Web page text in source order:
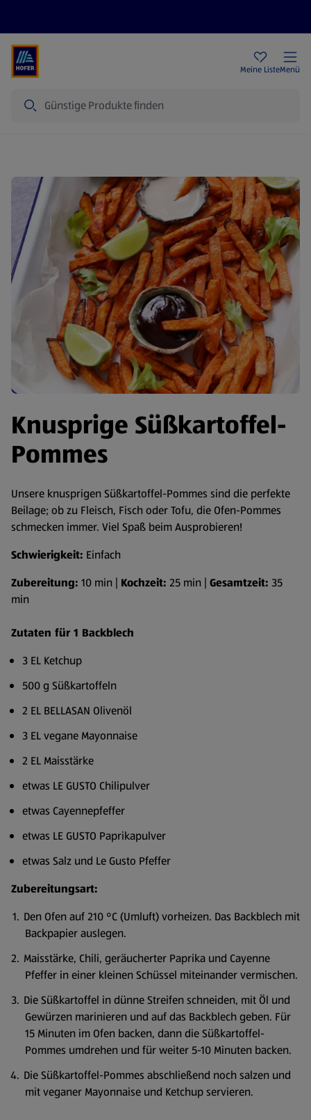
Meine ListeMenü
Knusprige Süßkartoffel-
Pommes
Unsere knusprigen Süßkartoffel-Pommes sind die perfekte
Beilage; ob zu Fleisch, Fisch oder Tofu, die Ofen-Pommes
schmecken immer. Viel Spaß beim Ausprobieren!
Schwierigkeit: Einfach
Zubereitung: 10 min | Kochzeit: 25 min | Gesamtzeit: 35
min
Zutaten für 1 Backblech
3 EL Ketchup
500 g Süßkartoffeln
2 EL BELLASAN Olivenöl
3 EL vegane Mayonnaise
2 EL Maisstärke
etwas LE GUSTO Chilipulver
etwas Cayennepfeffer
etwas LE GUSTO Paprikapulver
etwas Salz und Le Gusto Pfeffer
Zubereitungsart:
Den Ofen auf 210 °C (Umluft) vorheizen. Das Backblech mit
Backpapier auslegen.
Maisstärke, Chili, geräucherter Paprika und Cayenne
Pfeffer in einer kleinen Schüssel miteinander vermischen.
Die Süßkartoffel in dünne Streifen schneiden, mit Öl und
Gewürzen marinieren und auf das Backblech geben. Für
15 Minuten im Ofen backen, dann die Süßkartoffel-
Pommes umdrehen und für weiter 5-10 Minuten backen.
Die Süßkartoffel-Pommes abschließend noch salzen und
mit veganer Mayonnaise und Ketchup servieren.